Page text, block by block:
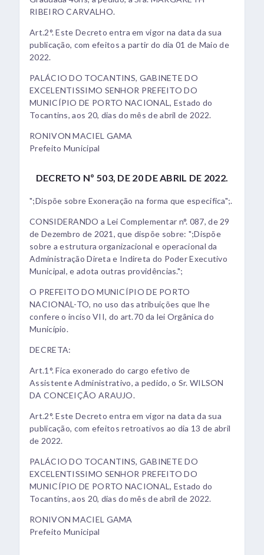
RIBEIRO CARVALHO.
Art.2°. Este Decreto entra em vigor na data da sua
publicação, com efeitos a partir do dia 01 de Maio de
2022.
PALÁCIO DO TOCANTINS, GABINETE DO
EXCELENTISSIMO SENHOR PREFEITO DO
MUNICÍPIO DE PORTO NACIONAL, Estado do
Tocantins, aos 20, dias do mês de abril de 2022.
RONIVON MACIEL GAMA
Prefeito Municipal
DECRETO Nº 503, DE 20 DE ABRIL DE 2022.
";Dispõe sobre Exoneração na forma que especifica";.
CONSIDERANDO a Lei Complementar n°. 087, de 29
de Dezembro de 2021, que dispõe sobre: ";Dispõe
sobre a estrutura organizacional e operacional da
Administração Direta e Indireta do Poder Executivo
Municipal, e adota outras providências.";
O PREFEITO DO MUNICÍPIO DE PORTO
NACIONAL-TO, no uso das atribuições que lhe
confere o inciso VII, do art.70 da lei Orgânica do
Município.
DECRETA:
Art.1°. Fica exonerado do cargo efetivo de
Assistente Administrativo, a pedido, o Sr. WILSON
DA CONCEIÇÃO ARAUJO.
Art.2°. Este Decreto entra em vigor na data da sua
publicação, com efeitos retroativos ao dia 13 de abril
de 2022.
PALÁCIO DO TOCANTINS, GABINETE DO
EXCELENTISSIMO SENHOR PREFEITO DO
MUNICÍPIO DE PORTO NACIONAL, Estado do
Tocantins, aos 20, dias do mês de abril de 2022.
RONIVON MACIEL GAMA
Prefeito Municipal